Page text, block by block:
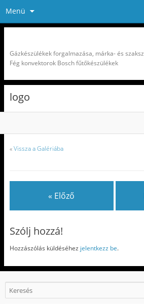
Menü
Gázkészülékek forgalmazása, márka- és
Fég konvektorok Bosch fűtőkészülékek
logo
«Vissza a Galériába
« Előző
Szólj hozzá!
Hozzászólás küldéséhez jelentkezz be.